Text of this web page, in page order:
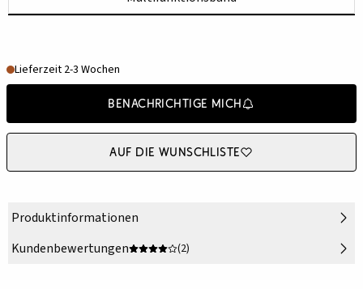
Lieferzeit 2-3 Wochen
Benachrichtige mich
Auf die Wunschliste
Produktinformationen
Kundenbewertungen
(2)